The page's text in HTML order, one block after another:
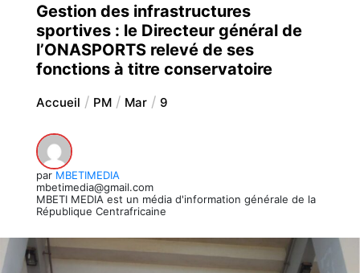
Gestion des infrastructures
sportives : le Directeur général de
l’ONASPORTS relevé de ses
fonctions à titre conservatoire
Accueil PM Mar 9
par MBETIMEDIA
mbetimedia@gmail.com
MBETI MEDIA est un média d'information générale de la
République Centrafricaine